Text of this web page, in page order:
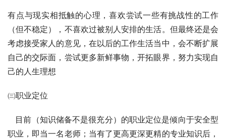
有点与现实相抵触的心理，喜欢尝试一些有挑战性的工作
（但不稳定），不喜欢过被别人安排的生活。但最终还是会
考虑接受家人的意见，在以后的工作生活当中，会不断扩展
自己的交际面，尝试更多新鲜事物，开拓眼界，努力实现自
己的人生理想
㈢职业定位
目前（知识储备不是很充分）的职业定位是倾向于安全型
职业，即当一名老师；当有了更高更深更精的专业知识后，